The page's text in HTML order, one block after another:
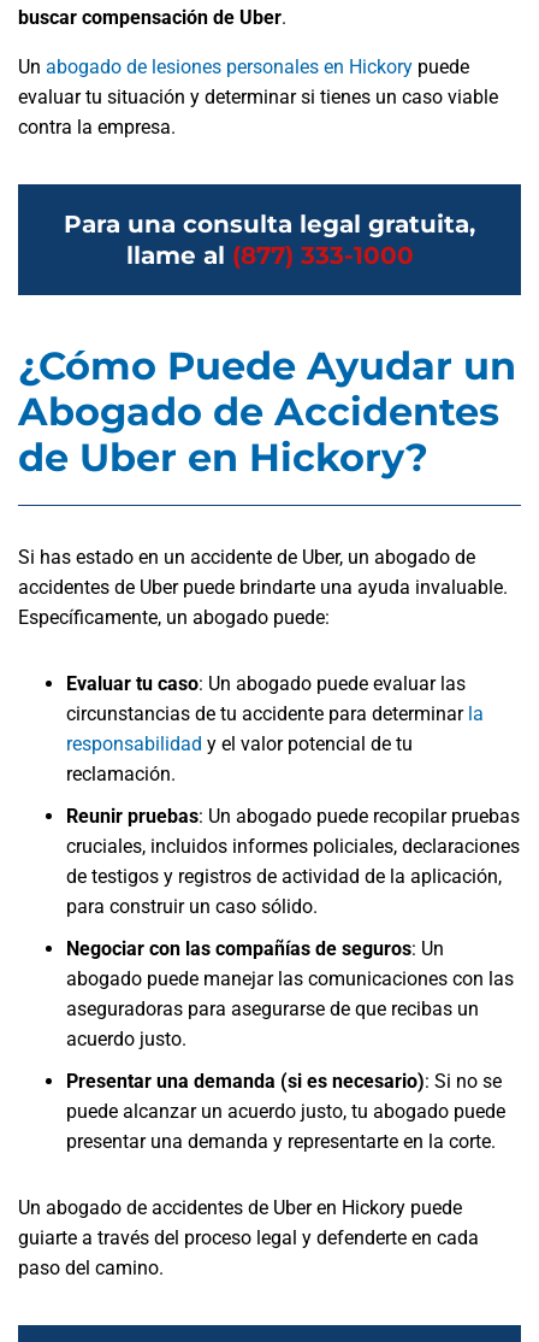
buscar compensación de Uber.
Un abogado de lesiones personales en Hickory puede
evaluar tu situación y determinar si tienes un caso viable
contra la empresa.
Para una consulta legal gratuita,
llame al (877) 333-1000
¿Cómo Puede Ayudar un
Abogado de Accidentes
de Uber en Hickory?
Si has estado en un accidente de Uber, un abogado de
accidentes de Uber puede brindarte una ayuda invaluable.
Específicamente, un abogado puede:
Evaluar tu caso: Un abogado puede evaluar las
circunstancias de tu accidente para determinar la
responsabilidad y el valor potencial de tu
reclamación.
Reunir pruebas: Un abogado puede recopilar pruebas
cruciales, incluidos informes policiales, declaraciones
de testigos y registros de actividad de la aplicación,
para construir un caso sólido.
Negociar con las compañías de seguros: Un
abogado puede manejar las comunicaciones con las
aseguradoras para asegurarse de que recibas un
acuerdo justo.
Presentar una demanda (si es necesario): Si no se
puede alcanzar un acuerdo justo, tu abogado puede
presentar una demanda y representarte en la corte.
Un abogado de accidentes de Uber en Hickory puede
guiarte a través del proceso legal y defenderte en cada
paso del camino.